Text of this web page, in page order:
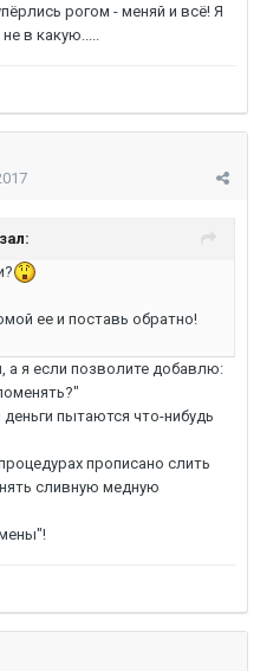
рогом - меняй и всё! Я
в какую.....
ее и поставь обратно!
а я если позволите добавлю:
пытаются что-нибудь
прописано слить
сливную медную